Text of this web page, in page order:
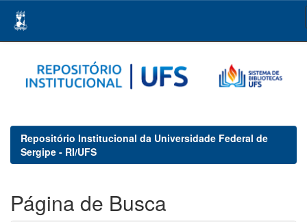
navigation
Repositório Institucional da Universidade Federal de
Sergipe - RI/UFS
Página de Busca